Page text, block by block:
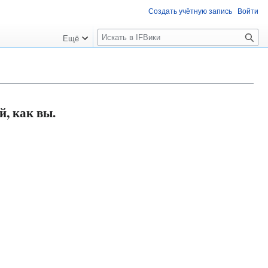
как вы.
Создать учётную запись Войти
Ещё
П
о
к